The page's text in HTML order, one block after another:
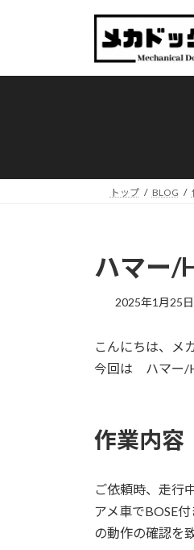
プ
動
トップ BLOG
ハマー/
2025年1月25日
こんにちは、メ
今回は ハマー/
作業内容
ご依頼時、走行
アメ車でBOSE
の動作の確認を